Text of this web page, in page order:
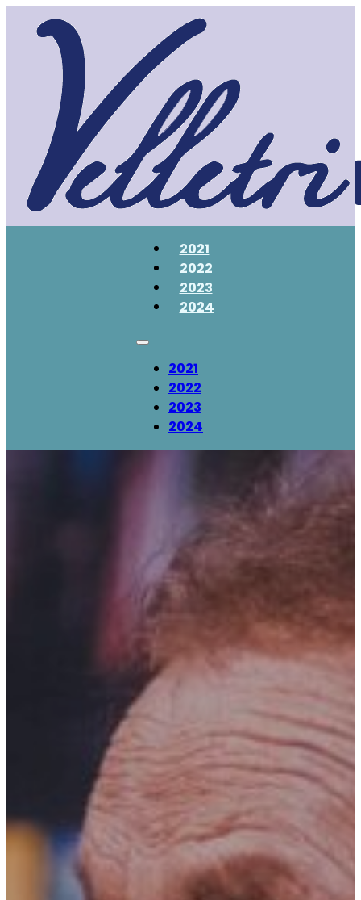
2021
2022
2023
2024
2021
2022
2023
2024